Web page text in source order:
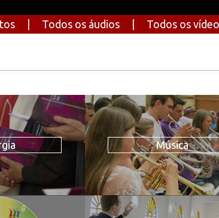
Todos os áudios Todos os
Música